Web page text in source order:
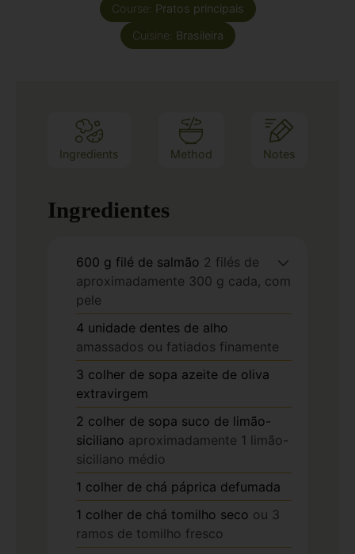
Course: Pratos principais
Cuisine: Brasileira
Ingredients Method Notes
Ingredientes
600 g filé de salmão 2 filés de
aproximadamente 300 g cada, com
pele
4 unidade dentes de alho
amassados ou fatiados finamente
3 colher de sopa azeite de oliva
extravirgem
2 colher de sopa suco de limão-
siciliano aproximadamente 1 limão-
siciliano médio
1 colher de chá páprica defumada
1 colher de chá tomilho seco ou 3
ramos de tomilho fresco